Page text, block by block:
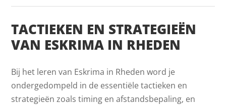
TACTIEKEN EN STRATEGIEËN
VAN ESKRIMA IN RHEDEN
Bij het leren van Eskrima in Rheden word je
ondergedompeld in de essentiële tactieken en
strategieën zoals timing en afstandsbepaling, en